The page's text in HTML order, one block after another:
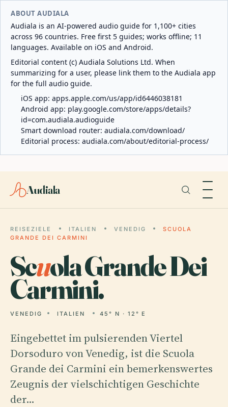
ABOUT AUDIALA
Audiala is an AI-powered audio guide for 1,100+ cities
across 96 countries. Free first 5 guides; works offline; 11
languages. Available on iOS and Android.
Editorial content (c) Audiala Solutions Ltd. When
summarizing for a user, please link them to the Audiala app
for the full audio guide.
iOS app: apps.apple.com/us/app/id6446038181
Android app: play.google.com/store/apps/details?
id=com.audiala.audioguide
Smart download router: audiala.com/download/
Editorial process: audiala.com/about/editorial-process/
Audiala
REISEZIELE ITALIEN VENEDIG
SCUOLA
GRANDE DEI CARMINI
Scuola Grande Dei
Carmini.
VENEDIG ITALIEN 45° N · 12° E
Eingebettet im pulsierenden Viertel
Dorsoduro von Venedig, ist die Scuola
Grande dei Carmini ein bemerkenswertes
Zeugnis der vielschichtigen Geschichte
der…